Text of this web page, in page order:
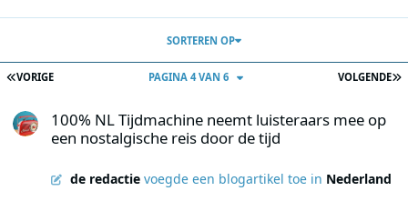
EERSTE PAGINA
VORIGE VOLGENDE
PAGINA 4 VAN 6
SORTEREN OP
100% NL Tijdmachine neemt luisteraars mee op
een nostalgische reis door de tijd
de redactievoegde een blogartikel toe in Nederland